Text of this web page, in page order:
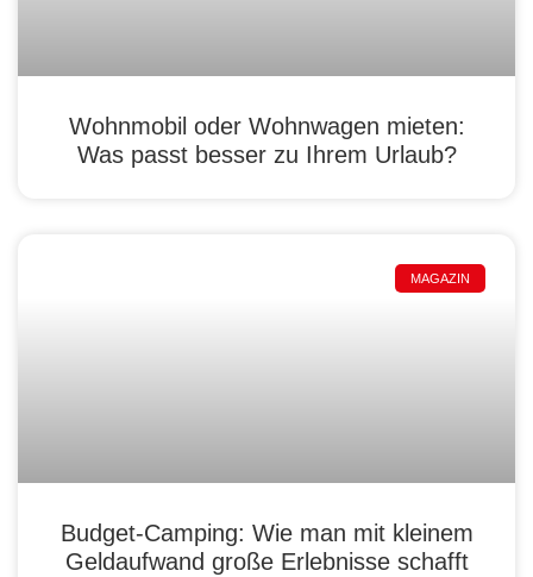
Wohnmobil oder Wohnwagen mieten:
Was passt besser zu Ihrem Urlaub?
MAGAZIN
Budget-Camping: Wie man mit kleinem
Geldaufwand große Erlebnisse schafft